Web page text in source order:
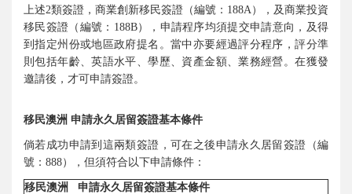
上述2類簽證，商業創新移民簽證（編號：188A），及商業投資
移民簽證（編號：188B），申請程序均須提交申請意向，及得
到指定州份或地區政府提名。當中亦要經過評分程序，評分準
則包括年齡、英語水平、學歷、資產金額、業務經營。在獲發
邀請後，才可申請簽證。
移民澳洲 申請永久居留簽證基本條件
倘若成功申請到這兩類簽證，可在之後申請永久居留簽證（編
號：888），但須符合以下申請條件：
移民澳洲 申請永久居留簽證基本條件